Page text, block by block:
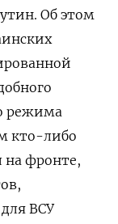
Об этом
режима
кто-либо
на фронте,
ВСУ